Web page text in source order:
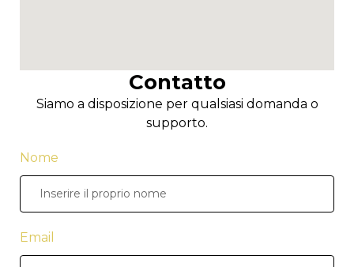
Contatto
Siamo a disposizione per qualsiasi domanda o
supporto.
Nome
Email